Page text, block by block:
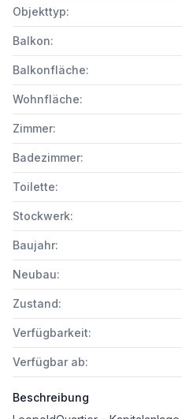
Objekttyp:
Balkon:
Balkonfläche:
Wohnfläche:
Zimmer:
Badezimmer:
Toilette:
Stockwerk:
Baujahr:
Neubau:
Zustand:
Verfügbarkeit:
Verfügbar ab:
Beschreibung